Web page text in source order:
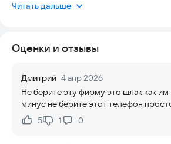
протоколам шифрования. Интерфейс
ежедневного использования.
продуктах Huawei и получить контакты
поддержки клиентов. С помощью этого
легко сможете запросить команды,
тревоги, заказать запасные части и
Читать дальше
Оценки и отзывы
Дмитрий 4 апр 2026
Не берите эту фирму это шлак как
минус не берите этот телефон
Нравится:
5Не нравится:
1 0